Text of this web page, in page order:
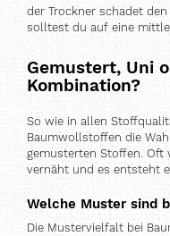
der Trockner schadet
solltest du auf eine
Gemustert, Uni
Kombination?
So wie in allen
Baumwollstoffen die
gemusterten Stoffen. Oft
vernäht und es entsteht
Welche Muster sind
Die Mustervielfalt bei